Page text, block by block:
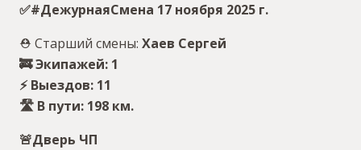
✅#ДежурнаяСмена 17 ноября 2025 г.
⛑ Старший смены: Хаев Сергей
🚒 Экипажей: 1
⚡️ Выездов: 11
🛣 В пути: 198 км.
🚨Дверь ЧП